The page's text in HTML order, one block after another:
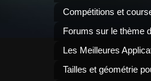
Compétitions et
Forums sur le thème
Les Meilleures
Tailles et géométrie